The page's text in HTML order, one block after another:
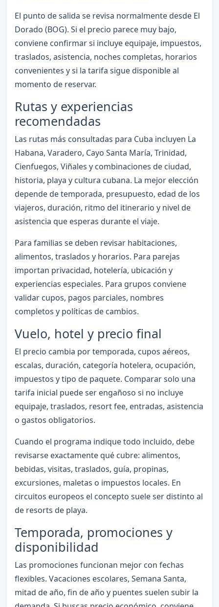
El punto de salida se revisa normalmente desde El
Dorado (BOG). Si el precio parece muy bajo,
conviene confirmar si incluye equipaje, impuestos,
traslados, asistencia, noches completas, horarios
convenientes y si la tarifa sigue disponible al
momento de reservar.
Rutas y experiencias
recomendadas
Las rutas más consultadas para Cuba incluyen La
Habana, Varadero, Cayo Santa María, Trinidad,
Cienfuegos, Viñales y combinaciones de ciudad,
historia, playa y cultura cubana. La mejor elección
depende de temporada, presupuesto, edad de los
viajeros, duración, ritmo del itinerario y nivel de
asistencia que esperas durante el viaje.
Para familias se deben revisar habitaciones,
alimentos, traslados y horarios. Para parejas
importan privacidad, hotelería, ubicación y
experiencias especiales. Para grupos conviene
validar cupos, pagos parciales, nombres
completos y políticas de cambios.
Vuelo, hotel y precio final
El precio cambia por temporada, cupos aéreos,
escalas, duración, categoría hotelera, ocupación,
impuestos y tipo de paquete. Comparar solo una
tarifa inicial puede ser engañoso si no incluye
equipaje, traslados, resort fee, entradas, asistencia
o gastos obligatorios.
Cuando el programa indique todo incluido, debe
revisarse exactamente qué cubre: alimentos,
bebidas, visitas, traslados, guía, propinas,
excursiones, maletas o impuestos locales. En
circuitos europeos el concepto suele ser distinto al
de resorts de playa.
Temporada, promociones y
disponibilidad
Las promociones funcionan mejor con fechas
flexibles. Vacaciones escolares, Semana Santa,
mitad de año, fin de año y puentes suelen subir la